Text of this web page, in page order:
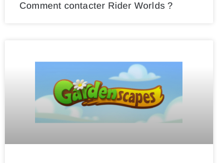
Comment contacter Rider Worlds ?